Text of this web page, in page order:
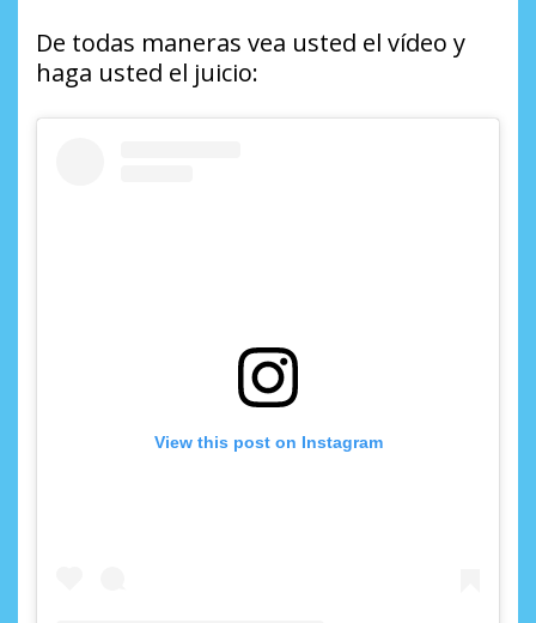
De todas maneras vea usted el vídeo y
haga usted el juicio:
View this post on Instagram